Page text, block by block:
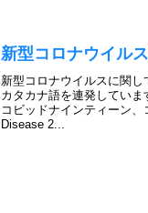
新型コロナウイル
新型コロナウイルスに関し
カタカナ語を連発していま
コビッドナインティーン
Disease 2...